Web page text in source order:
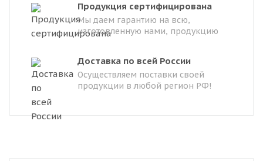
Продукция сертифицирована
Мы даем гарантию на всю,
изготовленную нами, продукцию
Доставка по всей России
Осуществляем поставки своей
продукции в любой регион РФ!